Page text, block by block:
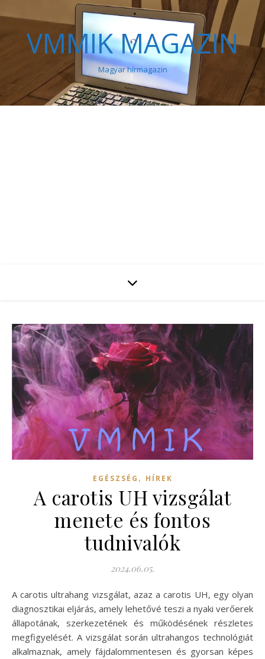
VMMIK MAGAZIN
Magyar hírmagazin
EGÉSZSÉG , HÍREK
A carotis UH vizsgálat
menete és fontos
tudnivalók
2024.06.05.
A carotis ultrahang vizsgálat, azaz a carotis UH, egy olyan
diagnosztikai eljárás, amely lehetővé teszi a nyaki verőerek
állapotának, szerkezetének és működésének részletes
megfigyelését. A vizsgálat során ultrahangos technológiát
alkalmaznak, amely fájdalommentesen és gyorsan képes